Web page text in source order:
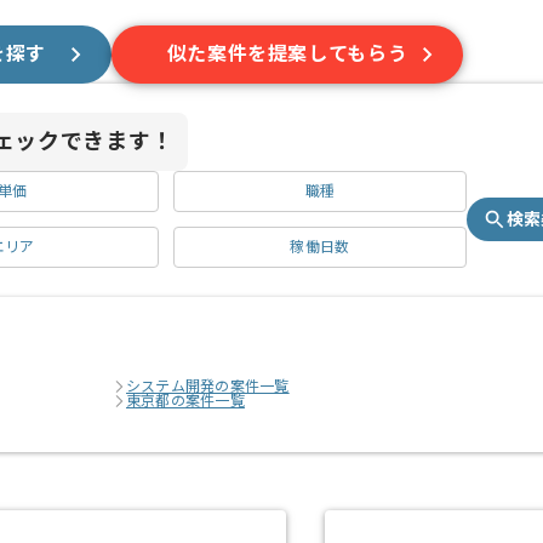
す 似た案件を提案してもらう
ックできます！
単価 職種
リア 稼働日数
検
システム開発の案件一覧
東京都の案件一覧